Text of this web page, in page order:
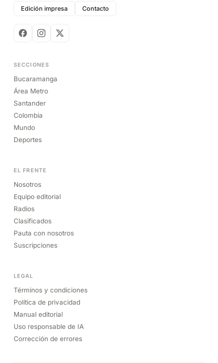
Edición impresa Contacto
SECCIONES
Bucaramanga
Área Metro
Santander
Colombia
Mundo
Deportes
EL FRENTE
Nosotros
Equipo editorial
Radios
Clasificados
Pauta con nosotros
Suscripciones
LEGAL
Términos y condiciones
Política de privacidad
Manual editorial
Uso responsable de IA
Corrección de errores